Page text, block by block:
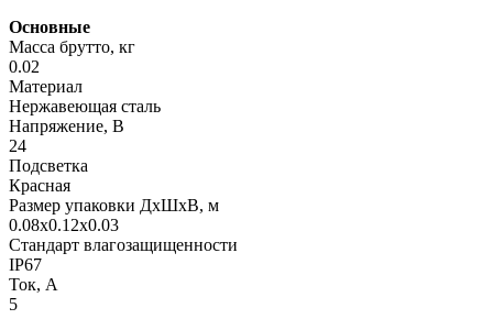
Основные
Масса брутто, кг
0.02
Материал
Нержавеющая сталь
Напряжение, В
24
Подсветка
Красная
Размер упаковки ДхШхВ, м
0.08x0.12x0.03
Стандарт влагозащищенности
IP67
Ток, А
5